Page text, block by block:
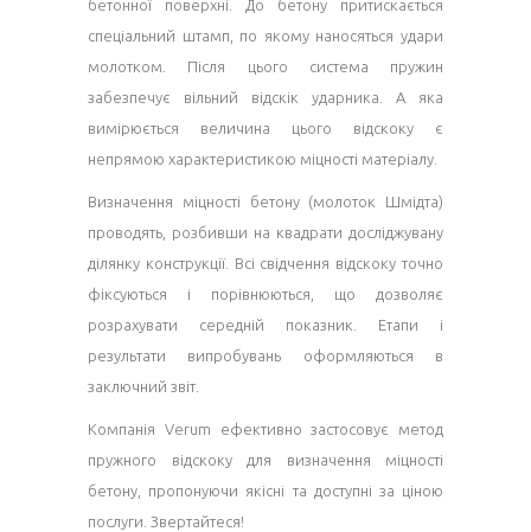
бетонної поверхні. До бетону притискається
спеціальний штамп, по якому наносяться удари
молотком. Після цього система пружин
забезпечує вільний відскік ударника. А яка
вимірюється величина цього відскоку є
непрямою характеристикою міцності матеріалу.
Визначення міцності бетону (молоток Шмідта)
проводять, розбивши на квадрати досліджувану
ділянку конструкції. Всі свідчення відскоку точно
фіксуються і порівнюються, що дозволяє
розрахувати середній показник. Етапи і
результати випробувань оформляються в
заключний звіт.
Компанія Verum ефективно застосовує метод
пружного відскоку для визначення міцності
бетону, пропонуючи якісні та доступні за ціною
послуги. Звертайтеся!